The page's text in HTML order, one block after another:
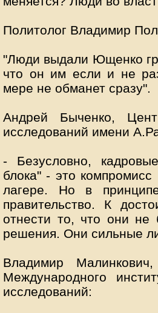
Политолог Владимир
"Люди выдали Ющенко
что он им если и не
мере не обманет сразу".
Андрей Быченко,
исследований имени
- Безусловно,
блока" - это
лагере. Но в
правительство. К
отнести то, что они не
решения. Они сильные
Владимир Малинкович,
Международного
исследований: